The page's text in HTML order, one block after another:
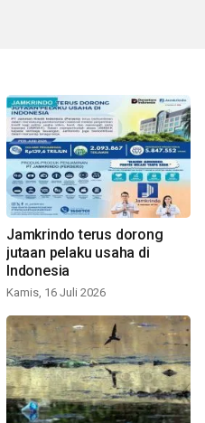
Jamkrindo terus dorong
jutaan pelaku usaha di
Indonesia
Kamis, 16 Juli 2026